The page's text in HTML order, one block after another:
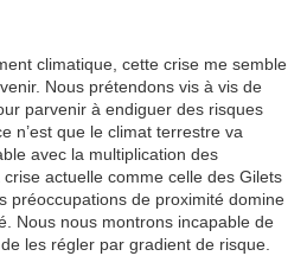
climatique, cette crise me semble
Nous prétendons vis à vis de
parvenir à endiguer des risques
n’est que le climat terrestre va
avec la multiplication des
actuelle comme celle des Gilets
préoccupations de proximité domine
Nous nous montrons incapable de
les régler par gradient de risque.